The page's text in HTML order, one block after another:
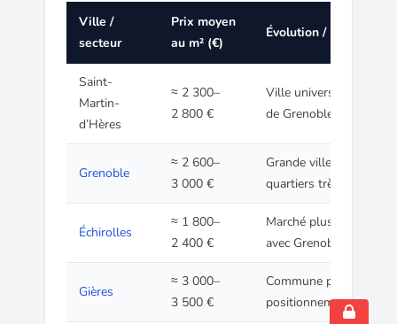
Ville /
secteur
Prix moyen
au m² (€)
Évolution / Remarque
Saint-
Martin-
d’Hères
≈ 2 300–
2 800 €
Ville universitaire de la
de Grenoble
Grenoble
≈ 2 600–
3 000 €
Grande ville centre,
quartiers très
Échirolles
≈ 1 800–
2 400 €
Marché plus
avec Grenoble
Gières
≈ 3 000–
3 500 €
Commune proche du
positionnement de prix